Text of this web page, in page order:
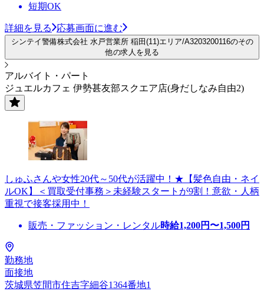
短期OK
詳細を見る 応募画面に進む
シンテイ警備株式会社 水戸営業所 稲田(11)エリア/A3203200116のその
他の求人を見る
アルバイト・パート
ジュエルカフェ 伊勢甚友部スクエア店(身だしなみ自由2)
しゅふさんや女性20代～50代が活躍中！★【髪色自由・ネイ
ルOK】＜買取受付事務＞未経験スタートが9割！意欲・人柄
重視で接客採用中！
販売・ファッション・レンタル時給1,200円〜1,500円
勤務地
面接地
茨城県笠間市住吉字細谷1364番地1